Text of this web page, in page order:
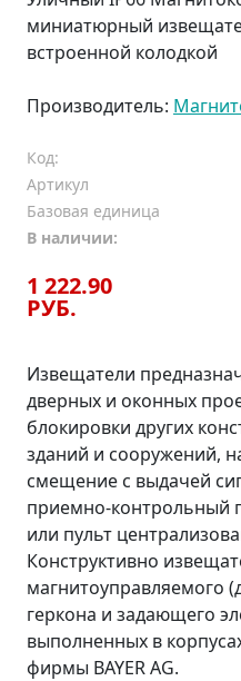
миниатюрный
встроенной колодкой
Производитель:
Код:
Артикул
Базовая единица
В наличии:
1 222.90
РУБ.
Извещатели
дверных и оконных
блокировки других
зданий и сооружений,
смещение с выдачей
приемно-контрольный
или пульт
Конструктивно
магнитоуправляемого
геркона и задающего
выполненных в
фирмы BAYER AG.